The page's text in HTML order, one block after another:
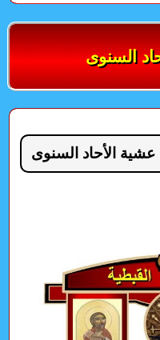
السنوى
عشية الأحاد السنوى